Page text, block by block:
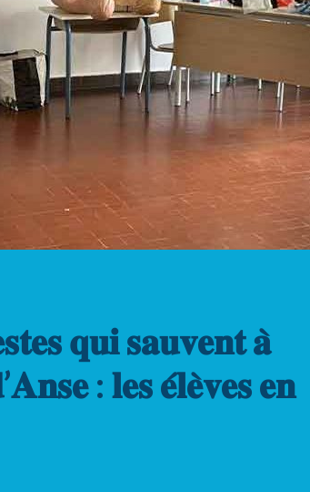
𝐪𝐮𝐢 𝐬𝐚𝐮𝐯𝐞𝐧𝐭 𝐚̀
: 𝐥𝐞𝐬 𝐞́𝐥𝐞̀𝐯𝐞𝐬 𝐞𝐧